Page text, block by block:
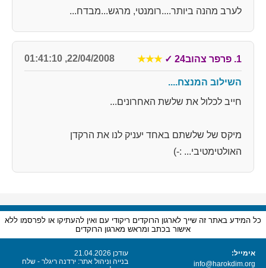
לערב מהנה ביותר....רומנטי, מרגש...מבדח...
1. פרפר צהוב24 ✓
★★★
22/04/2008, 01:41:10
השילוב המנצח....
חייב לכלול את שלשת האחרונים...
מיקס של שלשתם באחד יעניק לנו את הרקדן
האולטימטיבי... :-)
כל המידע באתר זה שייך לארגון הרוקדים ריקודי עם ואין להעתיקו או לפרסמו ללא
אישור בכתב ומראש מארגון הרוקדים
אימייל:
info@harokdim.org
עודכן 21.04.2026
בנייה וניהול אתר: ירדנה ריגלר - שלח